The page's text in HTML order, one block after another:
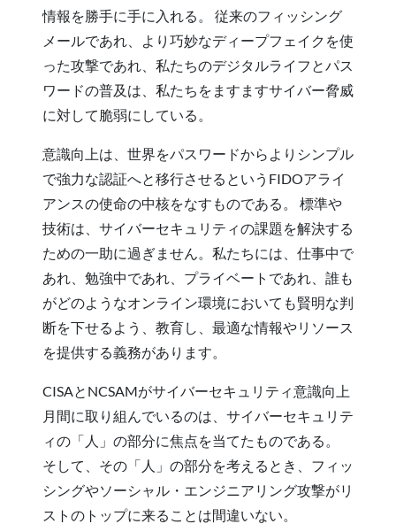
情報を勝手に手に入れる。 従来のフィッシング
メールであれ、より巧妙なディープフェイクを使
った攻撃であれ、私たちのデジタルライフとパス
ワードの普及は、私たちをますますサイバー脅威
に対して脆弱にしている。
意識向上は、世界をパスワードからよりシンプル
で強力な認証へと移行させるというFIDOアライ
アンスの使命の中核をなすものである。 標準や
技術は、サイバーセキュリティの課題を解決する
ための一助に過ぎません。私たちには、仕事中で
あれ、勉強中であれ、プライベートであれ、誰も
がどのようなオンライン環境においても賢明な判
断を下せるよう、教育し、最適な情報やリソース
を提供する義務があります。
CISAとNCSAMがサイバーセキュリティ意識向上
月間に取り組んでいるのは、サイバーセキュリテ
ィの「人」の部分に焦点を当てたものである。
そして、その「人」の部分を考えるとき、フィッ
シングやソーシャル・エンジニアリング攻撃がリ
ストのトップに来ることは間違いない。